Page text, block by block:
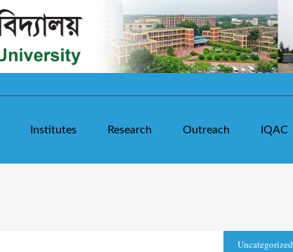
Institutes Research Outreach IQAC
Uncategorized